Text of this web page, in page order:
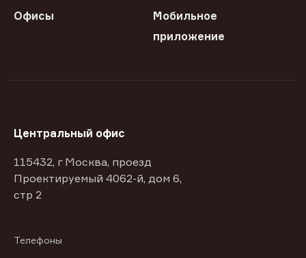
Офисы
Мобильное
приложение
Центральный офис
115432, г Москва, проезд
Проектируемый 4062-й, дом 6,
стр 2
Телефоны